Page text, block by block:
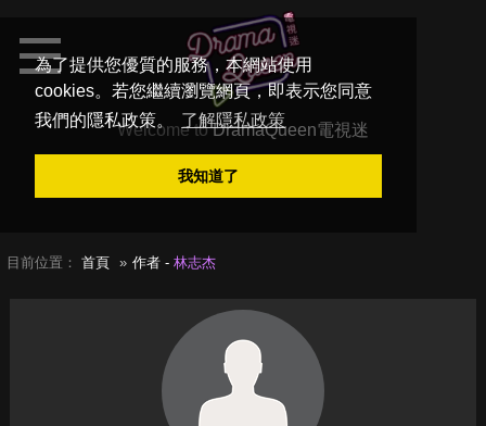
為了提供您優質的服務，本網站使用
cookies。若您繼續瀏覽網頁，即表示您同意
我們的隱私政策。
了解隱私政策
我知道了
Welcome toDramaQueen電視迷
目前位置： 首頁 作者 - 林志杰